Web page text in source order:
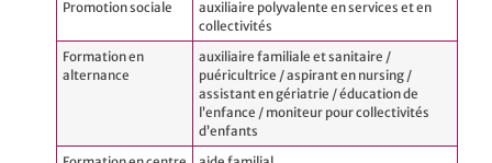
Promotion sociale
auxiliaire polyvalente en services et en
collectivités
Formation en
alternance
auxiliaire familiale et sanitaire /
puéricultrice / aspirant en nursing /
assistant en gériatrie / éducation de
l’enfance / moniteur pour collectivités
d’enfants